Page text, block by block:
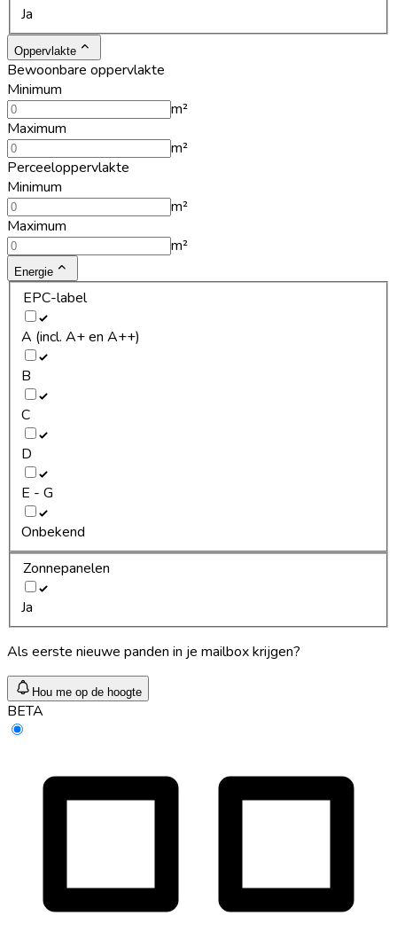
Ja
Oppervlakte
Bewoonbare oppervlakte
Minimum
m²
Maximum
m²
Perceeloppervlakte
Minimum
m²
Maximum
m²
Energie
EPC-label
A (incl. A+ en A++)
B
C
D
E - G
Onbekend
Zonnepanelen
Ja
Als eerste nieuwe panden in je mailbox krijgen?
Hou me op de hoogte
BETA